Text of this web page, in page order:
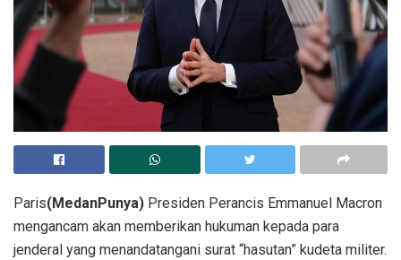
Paris(MedanPunya) Presiden Perancis Emmanuel Macron
mengancam akan memberikan hukuman kepada para
jenderal yang menandatangani surat “hasutan” kudeta militer.